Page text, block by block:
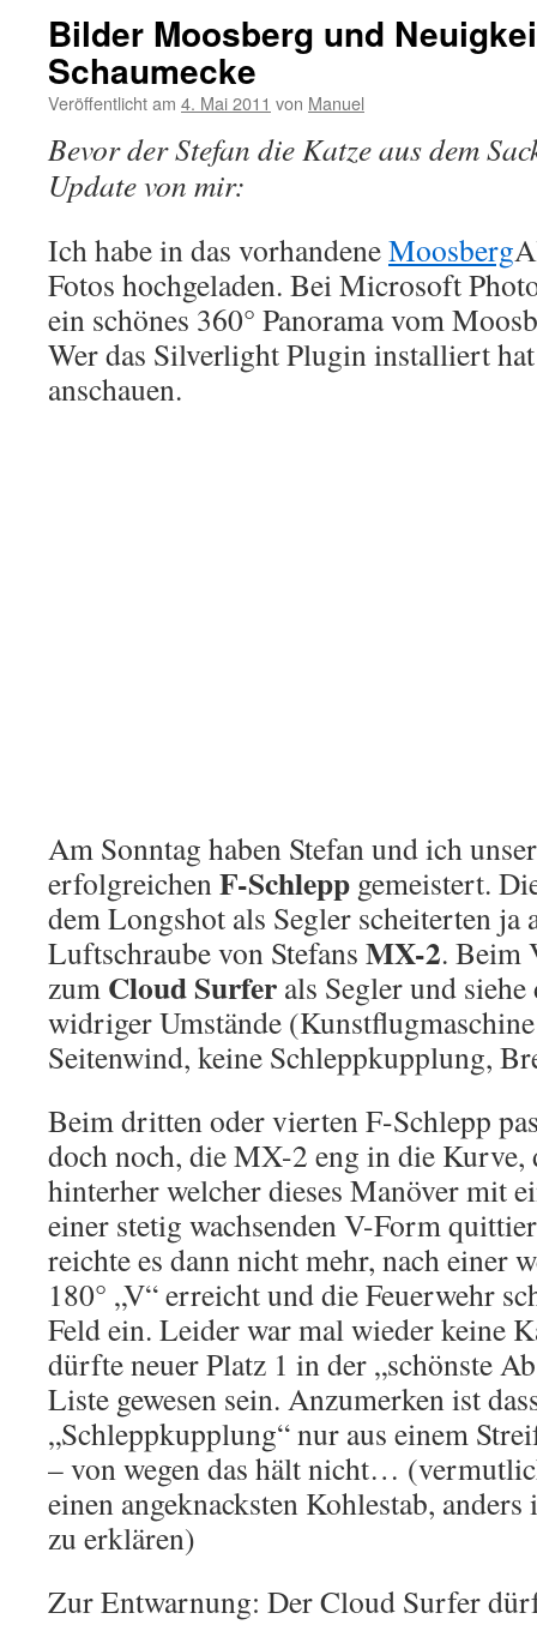
Bilder Moosberg und
Schaumecke
Veröffentlicht am 4. Mai 2011 von Manuel
Bevor der Stefan die Katze aus dem
Update von mir:
Ich habe in das vorhandeneMoosberg
Fotos hochgeladen. Bei Microsoft
ein schönes 360° Panorama vom
Wer das Silverlight Plugin installiert
anschauen.
Am Sonntag haben Stefan und ich
erfolgreichenF-Schlepp gemeistert.
dem Longshot als Segler scheiterten ja
Luftschraube von Stefans MX-2. Beim
zum Cloud Surfer als Segler und
widriger Umstände
Seitenwind, keine Schleppkupplung,
Beim dritten oder vierten F-Schlepp
doch noch, die MX-2 eng in die
hinterher welcher dieses Manöver mit
einer stetig wachsenden V-Form
reichte es dann nicht mehr, nach einer
180° „V“ erreicht und die Feuerwehr
Feld ein. Leider war mal wieder keine
dürfte neuer Platz 1 in der „schönste
Liste gewesen sein. Anzumerken ist
„Schleppkupplung“ nur aus einem
– von wegen das hält nicht…
einen angeknacksten Kohlestab,
zu erklären)
Zur Entwarnung: Der Cloud Surfer